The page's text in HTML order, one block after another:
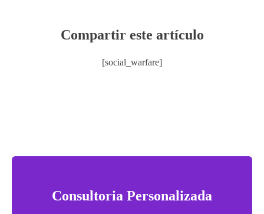
Compartir este artículo
[social_warfare]
Consultoria Personalizada